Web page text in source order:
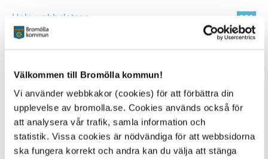
Välkommen till Bromölla kommun!
Vi använder webbkakor (cookies) för att förbättra din
upplevelse av bromolla.se. Cookies används också för
att analysera vår trafik, samla information och
statistik. Vissa cookies är nödvändiga för att webbsidorna
ska fungera korrekt och andra kan du välja att stänga
901
Hela webbplatsen
901
Alla platser